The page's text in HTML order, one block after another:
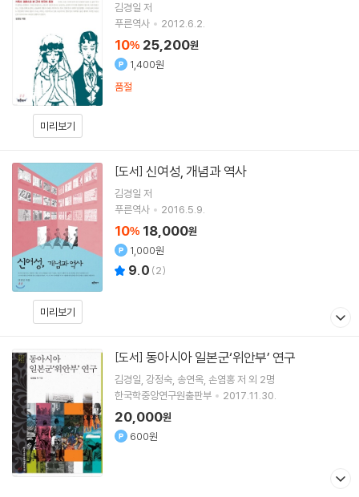
미리보기
김경일 저
푸른역사
2012.6.2.
10% 25,200원
1,400원
품절
미리보기
[도서] 신여성, 개념과 역사
김경일 저
푸른역사
2016.5.9.
10% 18,000원
1,000원
9.0 (2)
[도서] 동아시아 일본군‘위안부’ 연구
김경일 강정숙 송연옥 손염홍저 외 2명
한국학중앙연구원출판부
2017.11.30.
20,000원
600원